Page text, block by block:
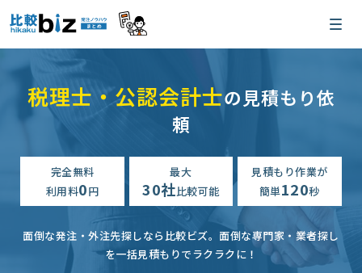
税理士・公認会計士の見積もり依
頼
完全無料
利用料0円
最大
30社比較可能
見積もり作業が
簡単120秒
面倒な発注・外注先探しなら比較ビズ。 面倒な専門家・業者探し
を一括見積もりでラクラクに！